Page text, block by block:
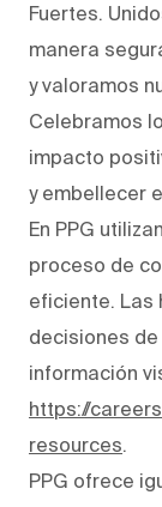
Fuertes.
manera
y valoramos
Celebramos
impacto
y embellecer
En PPG
proceso de
eficiente. Las
decisiones
información
https://
resources.
PPG ofrece